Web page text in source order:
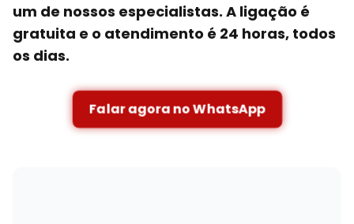
um de nossos especialistas. A ligação é
gratuita e o atendimento é 24 horas, todos
os dias.
Falar agora no WhatsApp